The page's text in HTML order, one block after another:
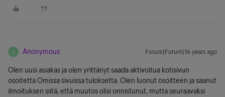
A Anonymous Forum|Forum|16 years ago
Olen uusi asiakas ja olen yrittänyt saada aktivoitua kotisivun
osoitetta Omissa sivuissa tuloksetta. Olen luonut osoitteen ja saanut
ilmoituksen siitä, että muutos olisi onnistunut, mutta seuraavaksi